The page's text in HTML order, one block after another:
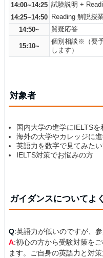
14:00~14:25 試験説明 +
14:25~14:50 Reading 解説授
14:50~
質疑応答
15:10~
個別相談※（要
します）
対象者
国内大学の進学にIELTS
海外の大学やカレッジに
英語力を数字で見てみた
IELTS対策でお悩みの方
ガイダンスについてよ
Q:英語力が低いのですが、
A:初心の方から受験対策を
ます。ご自身の英語力と対